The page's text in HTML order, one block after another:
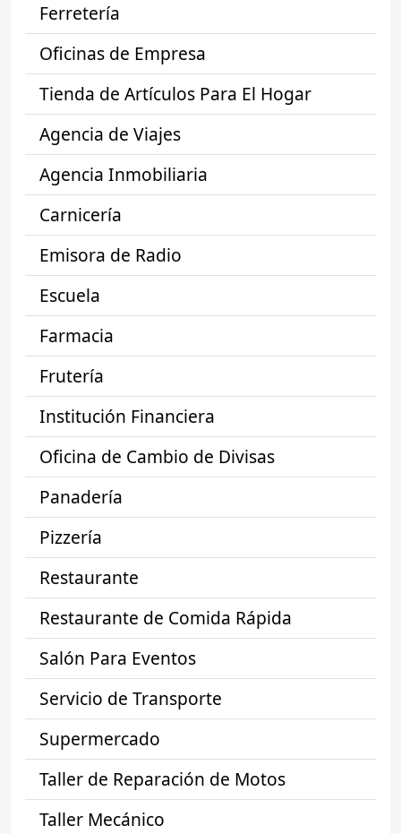
Ferretería
Oficinas de Empresa
Tienda de Artículos Para El Hogar
Agencia de Viajes
Agencia Inmobiliaria
Carnicería
Emisora de Radio
Escuela
Farmacia
Frutería
Institución Financiera
Oficina de Cambio de Divisas
Panadería
Pizzería
Restaurante
Restaurante de Comida Rápida
Salón Para Eventos
Servicio de Transporte
Supermercado
Taller de Reparación de Motos
Taller Mecánico